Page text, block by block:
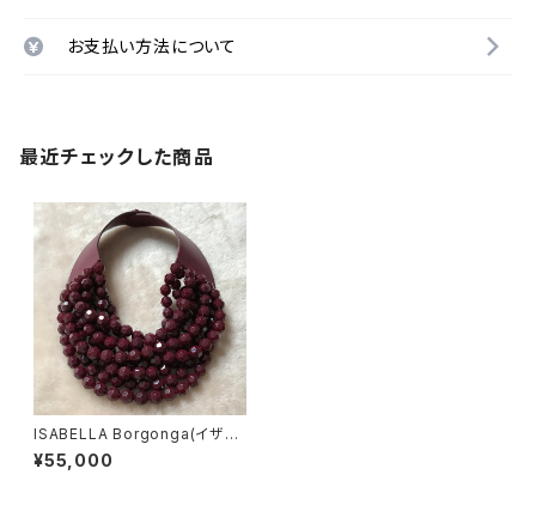
お支払い方法について
最近チェックした商品
ISABELLA Borgonga(イザベ
ラ ブルゴーニュ）
¥55,000